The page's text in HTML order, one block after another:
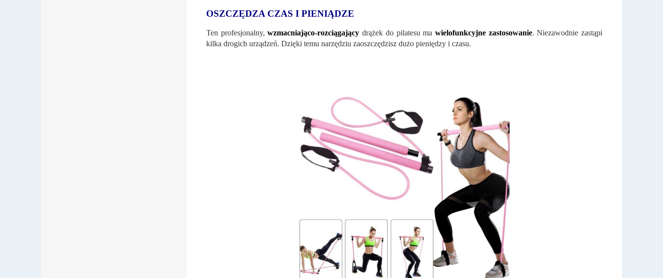
OSZCZĘDZA CZAS I PIENIĄDZE
Ten profesjonalny,wzmacniająco-rozciągającydrążek do pilatesu ma wielofunkcyjne zastosowanie. Niezawodnie zastąpi
kilka drogich urządzeń. Dzięki temu narzędziu zaoszczędzisz dużo pieniędzy i czasu.